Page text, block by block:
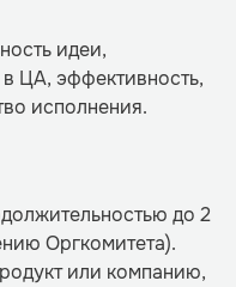
идеи,
ЦА, эффективность,
исполнения.
до 2
Оргкомитета).
или компанию,